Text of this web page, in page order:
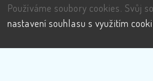
Používáme soubory cookies. Svůj
nastavení souhlasu s využitím